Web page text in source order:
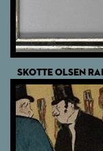
SKOTTE OLSEN